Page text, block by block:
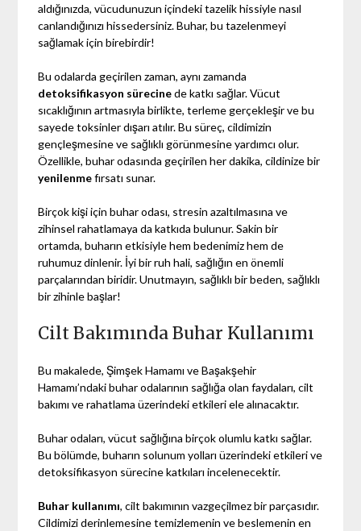
aldığınızda, vücudunuzun içindeki tazelik hissiyle nasıl
canlandığınızı hissedersiniz. Buhar, bu tazelenmeyi
sağlamak için birebirdir!
Bu odalarda geçirilen zaman, aynı zamanda
detoksifikasyon sürecinede katkı sağlar. Vücut
sıcaklığının artmasıyla birlikte, terleme gerçekleşir ve bu
sayede toksinler dışarı atılır. Bu süreç, cildimizin
gençleşmesine ve sağlıklı görünmesine yardımcı olur.
Özellikle, buhar odasında geçirilen her dakika, cildinize bir
yenilenmefırsatı sunar.
Birçok kişi için buhar odası, stresin azaltılmasına ve
zihinsel rahatlamaya da katkıda bulunur. Sakin bir
ortamda, buharın etkisiyle hem bedenimiz hem de
ruhumuz dinlenir. İyi bir ruh hali, sağlığın en önemli
parçalarından biridir. Unutmayın, sağlıklı bir beden, sağlıklı
bir zihinle başlar!
Cilt Bakımında Buhar Kullanımı
Bu makalede, Şimşek Hamamı ve Başakşehir
Hamamı’ndaki buhar odalarının sağlığa olan faydaları, cilt
bakımı ve rahatlama üzerindeki etkileri ele alınacaktır.
Buhar odaları, vücut sağlığına birçok olumlu katkı sağlar.
Bu bölümde, buharın solunum yolları üzerindeki etkileri ve
detoksifikasyon sürecine katkıları incelenecektir.
Buhar kullanımı, cilt bakımının vazgeçilmez bir parçasıdır.
Cildimizi derinlemesine temizlemenin ve beslemenin en